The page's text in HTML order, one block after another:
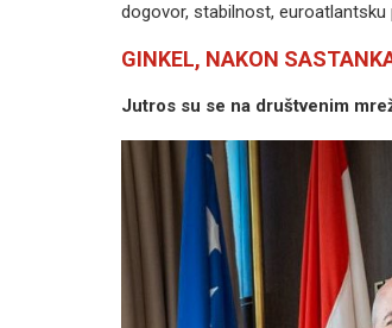
dogovor, stabilnost,
GINKEL, NAKON
Jutros su se na društvenim